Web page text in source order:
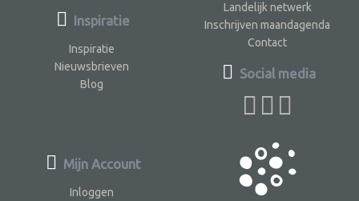
Inspiratie
Inspiratie
Nieuwsbrieven
Blog
Landelijk netwerk
Inschrijven maandagenda
Contact
Social media
Mijn Account
Inloggen